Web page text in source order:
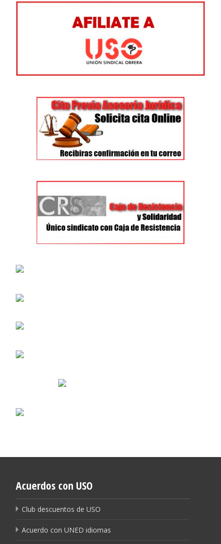
Acuerdos con USO
Club descuentos de USO
Acuerdo con UNED idiomas